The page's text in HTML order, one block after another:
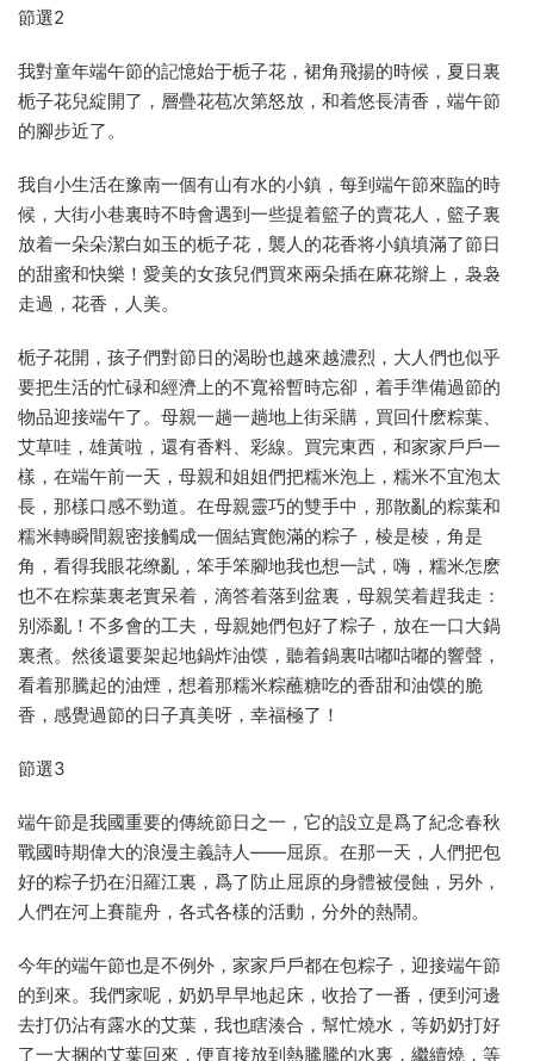
節選2
我對童年端午節的記憶始于栀子花，裙角飛揚的時候，夏日裏
栀子花兒綻開了，層疊花苞次第怒放，和着悠長清香，端午節
的腳步近了。
我自小生活在豫南一個有山有水的小鎮，每到端午節來臨的時
候，大街小巷裏時不時會遇到一些提着籃子的賣花人，籃子裏
放着一朵朵潔白如玉的栀子花，襲人的花香将小鎮填滿了節日
的甜蜜和快樂！愛美的女孩兒們買來兩朵插在麻花辮上，袅袅
走過，花香，人美。
栀子花開，孩子們對節日的渴盼也越來越濃烈，大人們也似乎
要把生活的忙碌和經濟上的不寬裕暫時忘卻，着手準備過節的
物品迎接端午了。母親一趟一趟地上街采購，買回什麽粽葉、
艾草哇，雄黃啦，還有香料、彩線。買完東西，和家家戶戶一
樣，在端午前一天，母親和姐姐們把糯米泡上，糯米不宜泡太
長，那樣口感不勁道。在母親靈巧的雙手中，那散亂的粽葉和
糯米轉瞬間親密接觸成一個結實飽滿的粽子，棱是棱，角是
角，看得我眼花缭亂，笨手笨腳地我也想一試，嗨，糯米怎麽
也不在粽葉裏老實呆着，滴答着落到盆裏，母親笑着趕我走：
别添亂！不多會的工夫，母親她們包好了粽子，放在一口大鍋
裏煮。然後還要架起地鍋炸油馍，聽着鍋裏咕嘟咕嘟的響聲，
看着那騰起的油煙，想着那糯米粽蘸糖吃的香甜和油馍的脆
香，感覺過節的日子真美呀，幸福極了！
節選3
端午節是我國重要的傳統節日之一，它的設立是爲了紀念春秋
戰國時期偉大的浪漫主義詩人——屈原。在那一天，人們把包
好的粽子扔在汨羅江裏，爲了防止屈原的身體被侵蝕，另外，
人們在河上賽龍舟，各式各樣的活動，分外的熱鬧。
今年的端午節也是不例外，家家戶戶都在包粽子，迎接端午節
的到來。我們家呢，奶奶早早地起床，收拾了一番，便到河邊
去打仍沾有露水的艾葉，我也瞎湊合，幫忙燒水，等奶奶打好
了一大捆的艾葉回來，便直接放到熱騰騰的水裏，繼續燒，等